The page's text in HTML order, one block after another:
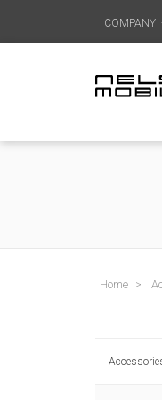
COMPANY
Home